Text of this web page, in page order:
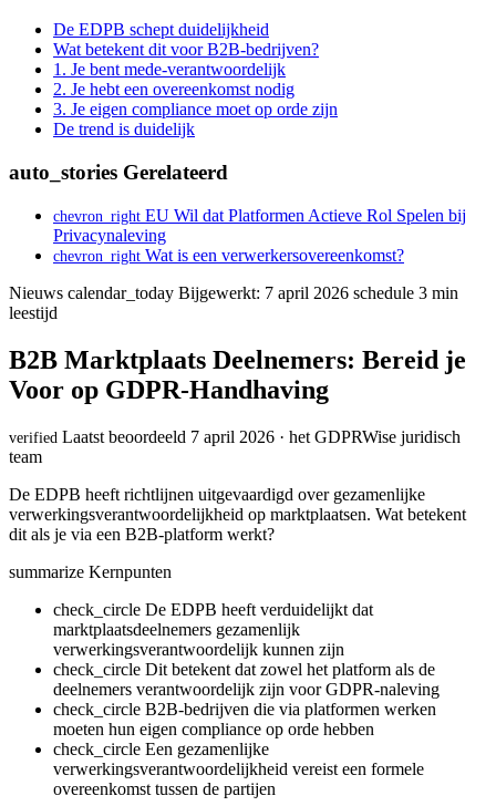
De EDPB schept duidelijkheid
Wat betekent dit voor B2B-bedrijven?
1. Je bent mede-verantwoordelijk
2. Je hebt een overeenkomst nodig
3. Je eigen compliance moet op orde zijn
De trend is duidelijk
auto_stories Gerelateerd
chevron_right EU Wil dat Platformen Actieve Rol Spelen bij
Privacynaleving
chevron_right Wat is een verwerkersovereenkomst?
Nieuws calendar_today Bijgewerkt: 7 april 2026 schedule 3 min
leestijd
B2B Marktplaats Deelnemers: Bereid je
Voor op GDPR-Handhaving
verified Laatst beoordeeld 7 april 2026 · het GDPRWise juridisch
team
De EDPB heeft richtlijnen uitgevaardigd over gezamenlijke
verwerkingsverantwoordelijkheid op marktplaatsen. Wat betekent
dit als je via een B2B-platform werkt?
summarize Kernpunten
check_circle De EDPB heeft verduidelijkt dat
marktplaatsdeelnemers gezamenlijk
verwerkingsverantwoordelijk kunnen zijn
check_circle Dit betekent dat zowel het platform als de
deelnemers verantwoordelijk zijn voor GDPR-naleving
check_circle B2B-bedrijven die via platformen werken
moeten hun eigen compliance op orde hebben
check_circle Een gezamenlijke
verwerkingsverantwoordelijkheid vereist een formele
overeenkomst tussen de partijen